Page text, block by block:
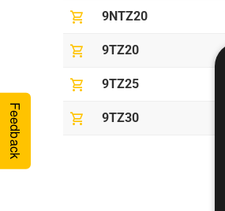
shopping_cart 9NTZ20
shopping_cart 9TZ20
shopping_cart 9TZ25
shopping_cart 9TZ30
Feedback